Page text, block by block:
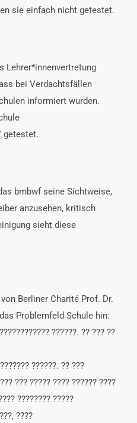
sie einfach nicht getestet.
Lehrer*innenvertretung
bei Verdachtsfällen
informiert wurden.
getestet.
bmbwf seine Sichtweise,
anzusehen, kritisch
sieht diese
Berliner Charité Prof. Dr.
Problemfeld Schule hin:
??????. ?? ??? ??
??????. ?? ???
??? ????? ???? ?????? ????
???????? ?????
????